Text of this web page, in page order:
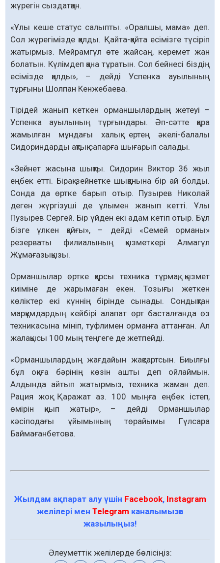
жүрегін сыздатқан.
«Ұлы кеше статус салыпты. «Оралшы, мама» деп.
Сол жүрегімізде қалды. Қайта-қайта есімізге түсіріп
жатырмыз. Мейрамгүл өте жайсаң, керемет жан
болатын. Күлімдеп қана тұратын. Сол бейнесі біздің
есімізде қалды», – дейді Успенка ауылының
тұрғыны Шолпан Кенжебаева.
Тірідей жанып кеткен орманшылардың жетеуі –
Успенка ауылының тұрғындары. Әп-сәтте қара
жамылған мұндағы халық ертең әкелі-балалы
Сидориндарды ақтық сапарға шығарып салады.
«Зейнет жасына шықты. Сидорин Виктор 36 жыл
еңбек етті. Бірақ зейнетке шыққанына бір ай болды.
Сонда да өртке барып отыр. Пузырев Николай
деген жүргізуші де ұлымен жанып кетті. Ұлы
Пузырев Сергей. Бір үйден екі адам кетіп отыр. Бұл
бізге үлкен қайғы», – дейді «Семей орманы»
резерваты филиалының қызметкері Алмагүл
Жұмағазықызы.
Орманшылар өртке қарсы техника тұрмақ, қызмет
киіміне де жарымаған екен. Тозығы жеткен
көліктер екі күннің бірінде сынады. Сондықтан
марқұмдардың кейбірі алапат өрт басталғанда өз
техникасына мініп, туфлимен орманға аттанған. Ал
жалақысы 100 мың теңгеге де жетпейді.
«Орманшылардың жағдайын жақсартсын. Биылғы
бұл оқиға бәрінің көзін ашты деп ойлаймын.
Алдында айтып жатырмыз, техника жаман деп.
Рация жоқ. Қаражат аз. 100 мыңға еңбек істеп,
өмірін қиып жатыр», – дейді Орманшылар
кәсіподағы ұйымының төрайымы Гүлсара
Баймағанбетова.
Жылдам ақпарат алу үшін Facebook, Instagram
желілері мен Telegram каналымызға
жазылыңыз!
Әлеуметтік желілерде бөлісіңіз: